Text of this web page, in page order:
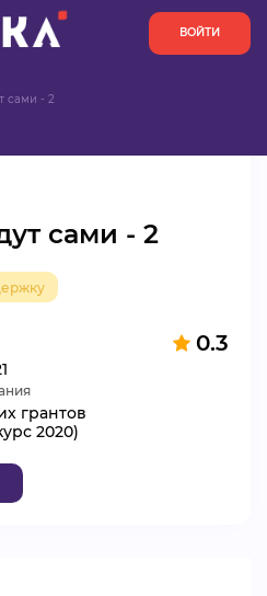
ВОЙТИ
сами - 2
сами - 2
0.3
грантов
2020)